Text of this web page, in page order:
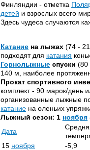
Финляндии - отметка
детей и взрослых всего
Здесь чудеса случаются
Катание на лыжах (74 -
подходят для катания
Горнолыжные спуски (80
140 м, наиболее
Прокат спортивного
комплект - 90 марок/день
организованные лыжные
катание на оленьих
Лыжный сезон: 1 ноября
Дата
15 ноября -5,9